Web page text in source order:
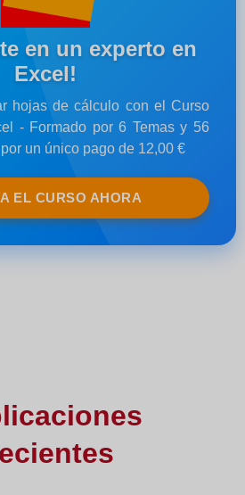
en un experto en
Excel!
hojas de cálculo con el Curso
- Formado por 6 Temas y 56
un único pago de 12,00 €
EL CURSO AHORA